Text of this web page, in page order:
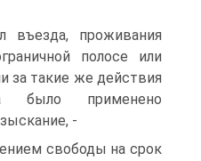
въезда, проживания
полосе или
за такие же действия
было применено
-
свободы на срок